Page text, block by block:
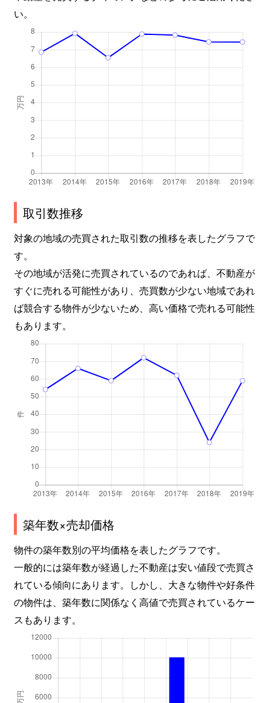
い。
取引数推移
対象の地域の売買された取引数の推移を表したグラフで
す。
その地域が活発に売買されているのであれば、不動産が
すぐに売れる可能性があり、売買数が少ない地域であれ
ば競合する物件が少ないため、高い価格で売れる可能性
もあります。
築年数×売却価格
物件の築年数別の平均価格を表したグラフです。
一般的には築年数が経過した不動産は安い値段で売買さ
れている傾向にあります。しかし、大きな物件や好条件
の物件は、築年数に関係なく高値で売買されているケー
スもあります。